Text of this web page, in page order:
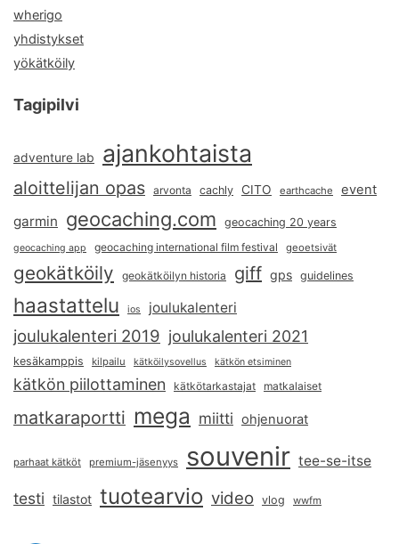
wherigo
yhdistykset
yökätköily
Tagipilvi
adventure lab ajankohtaista
aloittelijan opas arvonta cachly CITO earthcache event
garmin geocaching.com geocaching 20 years
geocaching app geocaching international film festival geoetsivät
geokätköily geokätköilyn historia giff gps guidelines
haastattelu ios joulukalenteri
joulukalenteri 2019 joulukalenteri 2021
kesäkamppis kilpailu kätköilysovellus kätkön etsiminen
kätkön piilottaminen kätkötarkastajat matkalaiset
matkaraportti mega miitti ohjenuorat
parhaat kätköt premium-jäsenyys souvenir tee-se-itse
testi tilastot tuotearvio video vlog wwfm